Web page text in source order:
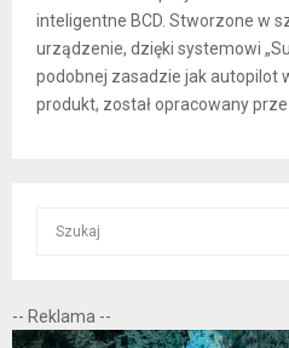
inteligentne BCD. Stworzone w
urządzenie, dzięki systemowi
podobnej zasadzie jak autopilot
produkt, został opracowany
c
-- Reklama --